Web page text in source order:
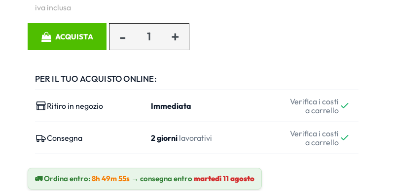
iva inclusa
ACQUISTA
PER IL TUO ACQUISTO ONLINE:
Ritiro in negozio Immediata
Verifica i costi
a carrello
Consegna 2 giornilavorativi
Verifica i costi
a carrello
🚛 Ordina entro:8h 49m 54s → consegna entromartedì 11 agosto